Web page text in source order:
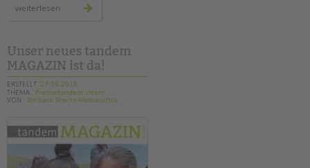
weiterlesen temporäre
lerngruppen
schule
Unser neues tandem
MAGAZIN ist da!
ERSTELLT 27.06.2018
THEMA
Pressetandem intern
VON
Barbara Brecht-Hadraschek